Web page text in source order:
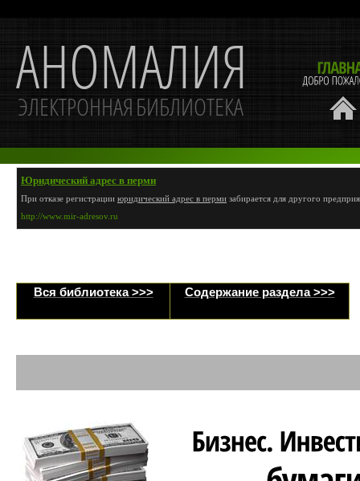
Юридический адрес в перми
При отказе регистрации юридический адрес в перми забирается для другого
http://www.mir-adresov.ru
Вся библиотека >>> Содержание раздела >>>